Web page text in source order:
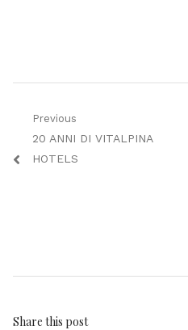
Navigazione
articoli
Previous
Previous
post:
20 ANNI DI VITALPINA
HOTELS
Share this post